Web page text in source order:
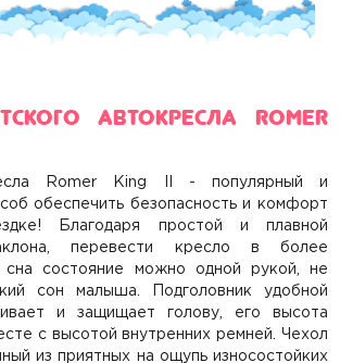
автокресла Romer
Romer King II
- популярный и
обеспечить безопасность и комфорт
Благодаря простой и плавной
перевести кресло в более
сна состояние можно одной рукой, не
сон малыша. Подголовник удобной
и защищает голову, его высота
с высотой внутренних ремней. Чехол
из приятных на ощупь износостойких